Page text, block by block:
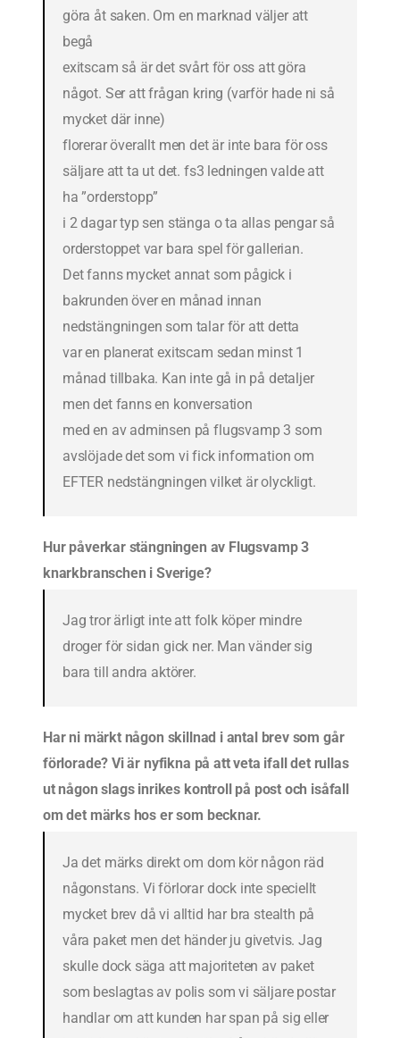
göra åt saken. Om en marknad väljer att
begå
exitscam så är det svårt för oss att göra
något. Ser att frågan kring (varför hade ni så
mycket där inne)
florerar överallt men det är inte bara för oss
säljare att ta ut det. fs3 ledningen valde att
ha ”orderstopp”
i 2 dagar typ sen stänga o ta allas pengar så
orderstoppet var bara spel för gallerian.
Det fanns mycket annat som pågick i
bakrunden över en månad innan
nedstängningen som talar för att detta
var en planerat exitscam sedan minst 1
månad tillbaka. Kan inte gå in på detaljer
men det fanns en konversation
med en av adminsen på flugsvamp 3 som
avslöjade det som vi fick information om
EFTER nedstängningen vilket är olyckligt.
Hur påverkar stängningen av Flugsvamp 3
knarkbranschen i Sverige?
Jag tror ärligt inte att folk köper mindre
droger för sidan gick ner. Man vänder sig
bara till andra aktörer.
Har ni märkt någon skillnad i antal brev som går
förlorade? Vi är nyfikna på att veta ifall det rullas
ut någon slags inrikes kontroll på post och isåfall
om det märks hos er som becknar.
Ja det märks direkt om dom kör någon räd
någonstans. Vi förlorar dock inte speciellt
mycket brev då vi alltid har bra stealth på
våra paket men det händer ju givetvis. Jag
skulle dock säga att majoriteten av paket
som beslagtas av polis som vi säljare postar
handlar om att kunden har span på sig eller